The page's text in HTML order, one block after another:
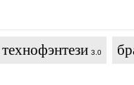
технофэнтези 3.0